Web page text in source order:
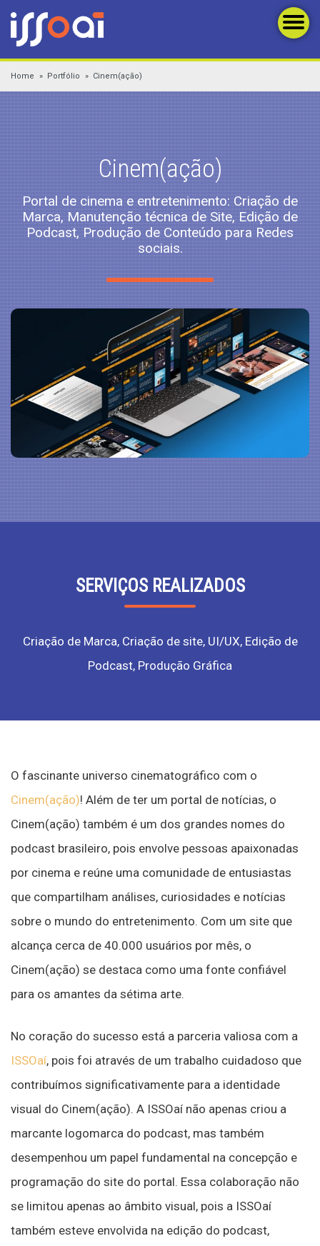
Home Portfólio Cinem(ação)
Cinem(ação)
Portal de cinema e entretenimento: Criação de
Marca, Manutenção técnica de Site, Edição de
Podcast, Produção de Conteúdo para Redes
sociais.
SERVIÇOS REALIZADOS
Criação de Marca, Criação de site, UI/UX, Edição de
Podcast, Produção Gráfica
O fascinante universo cinematográfico com o
Cinem(ação)! Além de ter um portal de notícias, o
Cinem(ação) também é um dos grandes nomes do
podcast brasileiro, pois envolve pessoas apaixonadas
por cinema e reúne uma comunidade de entusiastas
que compartilham análises, curiosidades e notícias
sobre o mundo do entretenimento. Com um site que
alcança cerca de 40.000 usuários por mês, o
Cinem(ação) se destaca como uma fonte confiável
para os amantes da sétima arte.
No coração do sucesso está a parceria valiosa com a
ISSOaí, pois foi através de um trabalho cuidadoso que
contribuímos significativamente para a identidade
visual do Cinem(ação). A ISSOaí não apenas criou a
marcante logomarca do podcast, mas também
desempenhou um papel fundamental na concepção e
programação do site do portal. Essa colaboração não
se limitou apenas ao âmbito visual, pois a ISSOaí
também esteve envolvida na edição do podcast,